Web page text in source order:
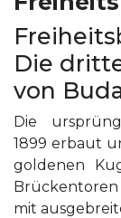
Die
von
Die
1899 erbaut
goldenen
mit